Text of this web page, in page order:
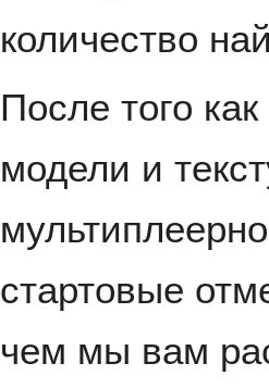
количество
После того
модели и
стартовые
чем мы вам